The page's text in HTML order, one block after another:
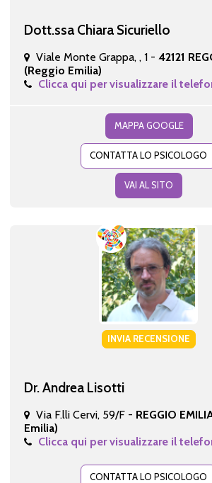
Dott.ssa Chiara Sicuriello
Viale Monte Grappa, , 1 - 42121
(Reggio Emilia)
Clicca qui per visualizzare il
MAPPA GOOGLE
CONTATTA LO PSICOLOGO
VAI AL SITO
INVIA RECENSIONE
Dr. Andrea Lisotti
Via F.lli Cervi, 59/F - REGGIO
Emilia)
Clicca qui per visualizzare il
CONTATTA LO PSICOLOGO